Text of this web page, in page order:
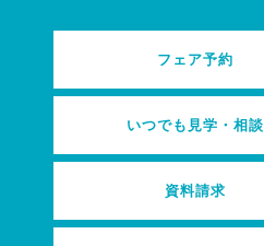
フェア予約
いつでも見学・相談
資料請求